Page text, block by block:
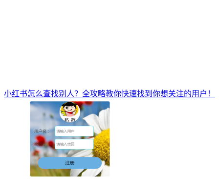
小红书怎么查找别人？全攻略教你快速找到你想关注的用户！